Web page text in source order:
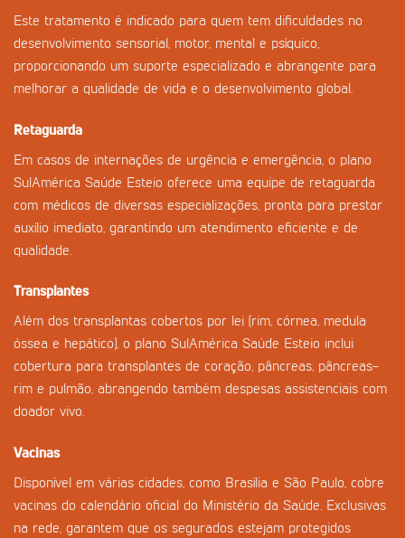
Este tratamento é indicado para quem tem dificuldades no
desenvolvimento sensorial, motor, mental e psíquico,
proporcionando um suporte especializado e abrangente para
melhorar a qualidade de vida e o desenvolvimento global.
Retaguarda
Em casos de internações de urgência e emergência, o plano
SulAmérica Saúde Esteio oferece uma equipe de retaguarda
com médicos de diversas especializações, pronta para prestar
auxílio imediato, garantindo um atendimento eficiente e de
qualidade.
Transplantes
Além dos transplantas cobertos por lei (rim, córnea, medula
óssea e hepático), o plano SulAmérica Saúde Esteio inclui
cobertura para transplantes de coração, pâncreas, pâncreas-
rim e pulmão, abrangendo também despesas assistenciais com
doador vivo.
Vacinas
Disponível em várias cidades, como Brasília e São Paulo, cobre
vacinas do calendário oficial do Ministério da Saúde. Exclusivas
na rede, garantem que os segurados estejam protegidos